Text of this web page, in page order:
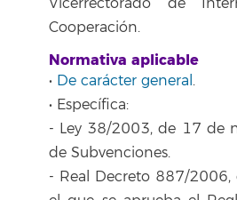
Cooperación.
Normativa aplicable
• De carácter general.
• Específica:
- Ley 38/2003, de 17 de
de Subvenciones.
- Real Decreto 887/